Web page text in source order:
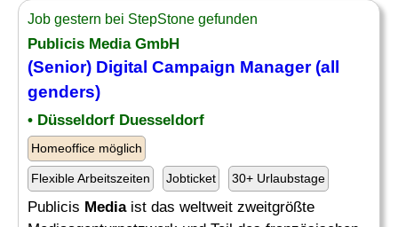
Job gestern bei StepStone gefunden
Publicis MediaGmbH
(Senior) Digital Campaign Manager (all
genders)
• Düsseldorf Duesseldorf
Homeoffice möglich
Flexible Arbeitszeiten Jobticket 30+ Urlaubstage
Publicis Mediaist das weltweit zweitgrößte